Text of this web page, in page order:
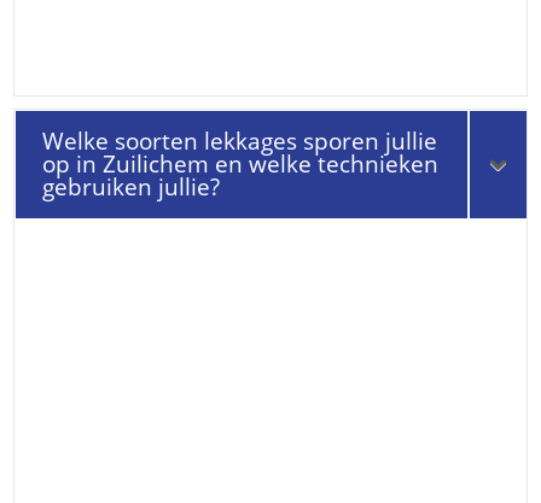
Welke soorten lekkages sporen jullie
op in Zuilichem en welke technieken
gebruiken jullie?